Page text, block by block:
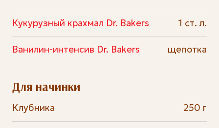
Кукурузный крахмал Dr. Bakers 1 ст. л.
Ванилин-интенсив Dr. Bakers щепотка
Для начинки
Клубника 250 г